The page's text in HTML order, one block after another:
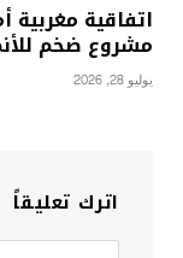
اتفاقية مغربية
مشروع ضخم
يوليو 28, 2026
اترك تعليقاً